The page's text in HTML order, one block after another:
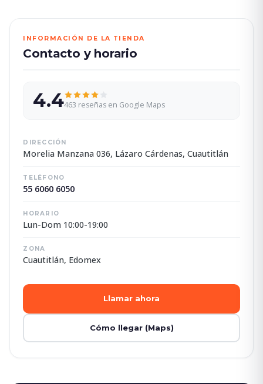
INFORMACIÓN DE LA TIENDA
Contacto y horario
4.4463 reseñas en Google Maps
DIRECCIÓN
Morelia Manzana 036, Lázaro Cárdenas, Cuautitlán
TELÉFONO
55 6060 6050
HORARIO
Lun-Dom 10:00-19:00
ZONA
Cuautitlán, Edomex
Llamar ahora
Cómo llegar (Maps)